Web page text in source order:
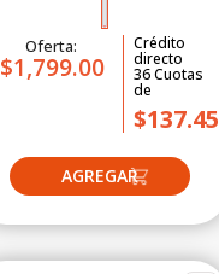
Oferta:
$1,799.00
Crédito
directo
36Cuotas
de
$137.45